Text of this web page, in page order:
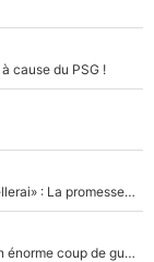
cause du PSG !
Mercato - OM - «Dès que je prends un club, je t’appellerai» : La promesse de Marcelino au moment de claquer la porte
Victime de racisme contre Murray, Kyrgios pousse un énorme coup de gueule !